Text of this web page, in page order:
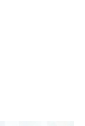
ン気分で行く海外旅行～